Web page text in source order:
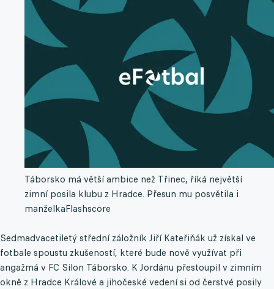
Táborsko má větší ambice než Třinec, říká největší
zimní posila klubu z Hradce. Přesun mu posvětila i
manželkaFlashscore
Sedmadvacetiletý střední záložník Jiří Kateřiňák už získal ve
fotbale spoustu zkušeností, které bude nově využívat při
angažmá v FC Silon Táborsko. K Jordánu přestoupil v zimním
okně z Hradce Králové a jihočeské vedení si od čerstvé posily